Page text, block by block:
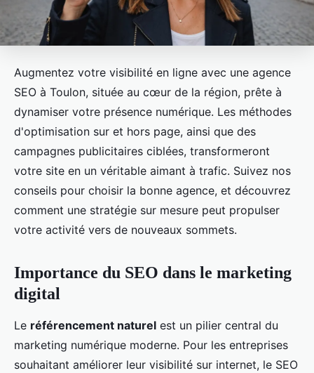
Augmentez votre visibilité en ligne avec une agence
SEO à Toulon, située au cœur de la région, prête à
dynamiser votre présence numérique. Les méthodes
d'optimisation sur et hors page, ainsi que des
campagnes publicitaires ciblées, transformeront
votre site en un véritable aimant à trafic. Suivez nos
conseils pour choisir la bonne agence, et découvrez
comment une stratégie sur mesure peut propulser
votre activité vers de nouveaux sommets.
Importance du SEO dans le marketing
digital
Le référencement naturel est un pilier central du
marketing numérique moderne. Pour les entreprises
souhaitant améliorer leur visibilité sur internet, le SEO